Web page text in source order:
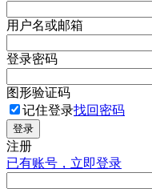
用户名或邮箱
登录密码
图形验证码
记住登录找回密码
登录
注册
已有账号，立即登录